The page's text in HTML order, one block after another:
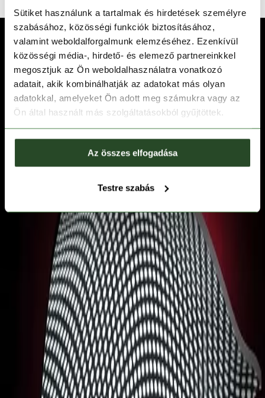
Sütiket használunk a tartalmak és hirdetések személyre
szabásához, közösségi funkciók biztosításához,
valamint weboldalforgalmunk elemzéséhez. Ezenkívül
közösségi média-, hirdető- és elemező partnereinkkel
megosztjuk az Ön weboldalhasználatra vonatkozó
adatait, akik kombinálhatják az adatokat más olyan
adatokkal, amelyeket Ön adott meg számukra vagy az
Ön által használt más szolgáltatásokból gyűjtöttek.
Az összes elfogadása
Testre szabás